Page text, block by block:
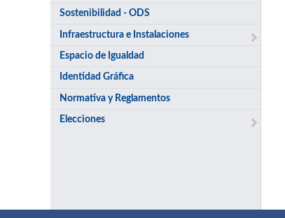
Sostenibilidad - ODS
Infraestructura e Instalaciones
Espacio de Igualdad
Identidad Gráfica
Normativa y Reglamentos
Elecciones